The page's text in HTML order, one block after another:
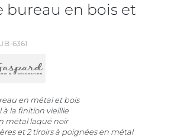
bureau en bois et
6361
en métal et bois
à la finition vieillie
métal laqué noir
et 2 tiroirs à poignées en métal